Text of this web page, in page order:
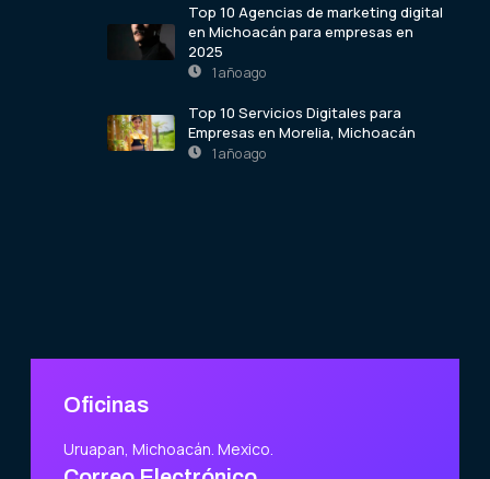
Top 10 Agencias de marketing digital
en Michoacán para empresas en
2025
1 año ago
Top 10 Servicios Digitales para
Empresas en Morelia, Michoacán
1 año ago
Oficinas
Uruapan, Michoacán. Mexico.